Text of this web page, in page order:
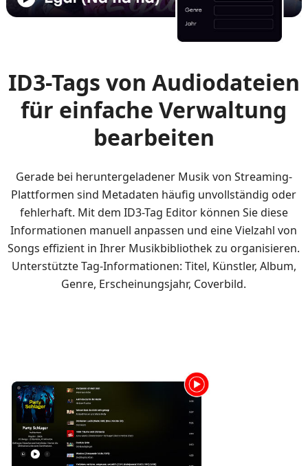
ID3-Tags von Audiodateien
für einfache Verwaltung
bearbeiten
Gerade bei heruntergeladener Musik von Streaming-
Plattformen sind Metadaten häufig unvollständig oder
fehlerhaft. Mit dem ID3-Tag Editor können Sie diese
Informationen manuell anpassen und eine Vielzahl von
Songs effizient in Ihrer Musikbibliothek zu organisieren.
Unterstützte Tag-Informationen: Titel, Künstler, Album,
Genre, Erscheinungsjahr, Coverbild.